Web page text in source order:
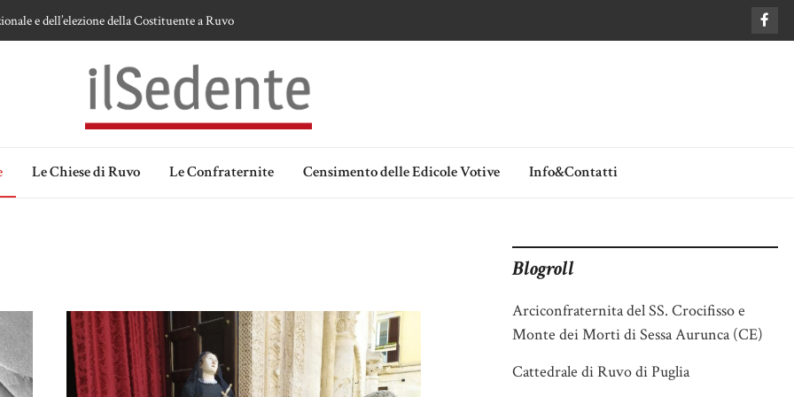
sulla devozione alla Vergine a Ruvo di Puglia
Ipotesi e memorie.
Le Chiese di Ruvo Le Confraternite Censimento delle Edicole Votive Info&Contatti
Blogroll
Arciconfraternita del SS. Crocifisso e
Monte dei Morti di Sessa Aurunca (CE)
Cattedrale di Ruvo di Puglia